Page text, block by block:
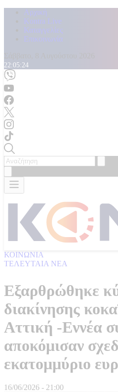
Αρχική
Kontra Live
Καταγγελίες
Επικοινωνία
22:05:26
ΚΟΙΝΩΝΙΑ
ΤΕΛΕΥΤΑΙΑ ΝΕΑ
Εξαρθρώθηκε
διακίνησης
Αττική -Εννέα
αποκόμισαν
εκατομμύριο
16/06/2026 - 21:00